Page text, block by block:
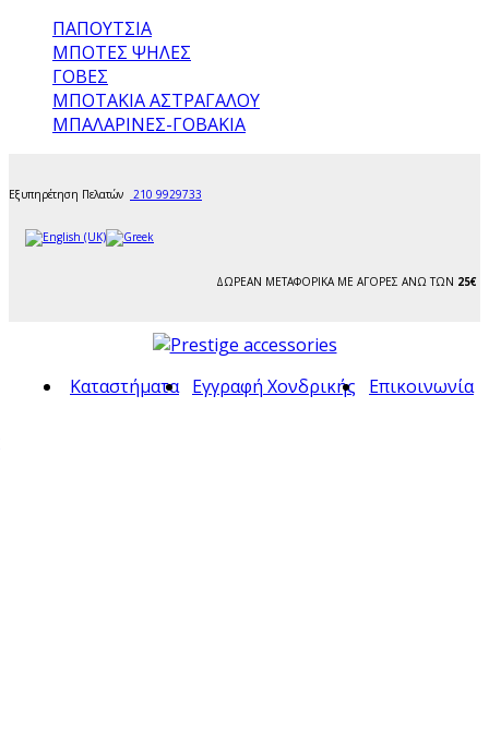
ΠΑΠΟΥΤΣΙΑ
ΜΠΌΤΕΣ ΨΗΛΈΣ
ΓΌΒΕΣ
ΜΠΟΤΆΚΙΑ ΑΣΤΡΑΓΆΛΟΥ
ΜΠΑΛΑΡΊΝΕΣ-ΓΟΒΆΚΙΑ
Εξυπηρέτηση Πελατών 210 9929733
ΔΩΡΕΑΝ ΜΕΤΑΦΟΡΙΚΑ ΜΕ ΑΓΟΡΕΣ ΑΝΩ ΤΩΝ 25€
Καταστήματα Εγγραφή Χονδρικής Επικοινωνία